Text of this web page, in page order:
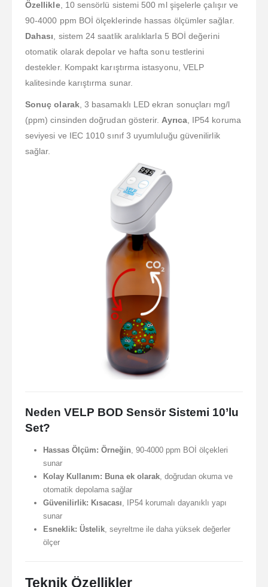
Özellikle, 10 sensörlü sistemi 500 ml şişelerle çalışır ve
90-4000 ppm BOİ ölçeklerinde hassas ölçümler sağlar.
Dahası , sistem 24 saatlik aralıklarla 5 BOİ değerini
otomatik olarak depolar ve hafta sonu testlerini
destekler. Kompakt karıştırma istasyonu, VELP
kalitesinde karıştırma sunar.
Sonuç olarak, 3 basamaklı LED ekran sonuçları mg/l
(ppm) cinsinden doğrudan gösterir. Ayrıca, IP54 koruma
seviyesi ve IEC 1010 sınıf 3 uyumluluğu güvenilirlik
sağlar.
Neden VELP BOD Sensör Sistemi 10’lu
Set?
Hassas Ölçüm: Örneğin , 90-4000 ppm BOİ ölçekleri
sunar
Kolay Kullanım: Buna ek olarak, doğrudan okuma ve
otomatik depolama sağlar
Güvenilirlik: Kısacası , IP54 korumalı dayanıklı yapı
sunar
Esneklik: Üstelik, seyreltme ile daha yüksek değerler
ölçer
Teknik Özellikler